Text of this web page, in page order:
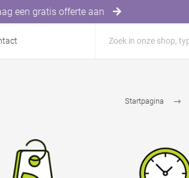
een gratis offerte aan
Startpagina